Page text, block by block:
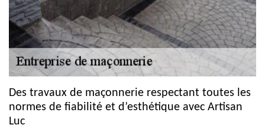
Des travaux de maçonnerie respectant toutes les
normes de fiabilité et d’esthétique avec Artisan
Luc